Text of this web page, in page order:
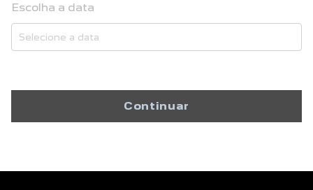
Escolha a data
Continuar